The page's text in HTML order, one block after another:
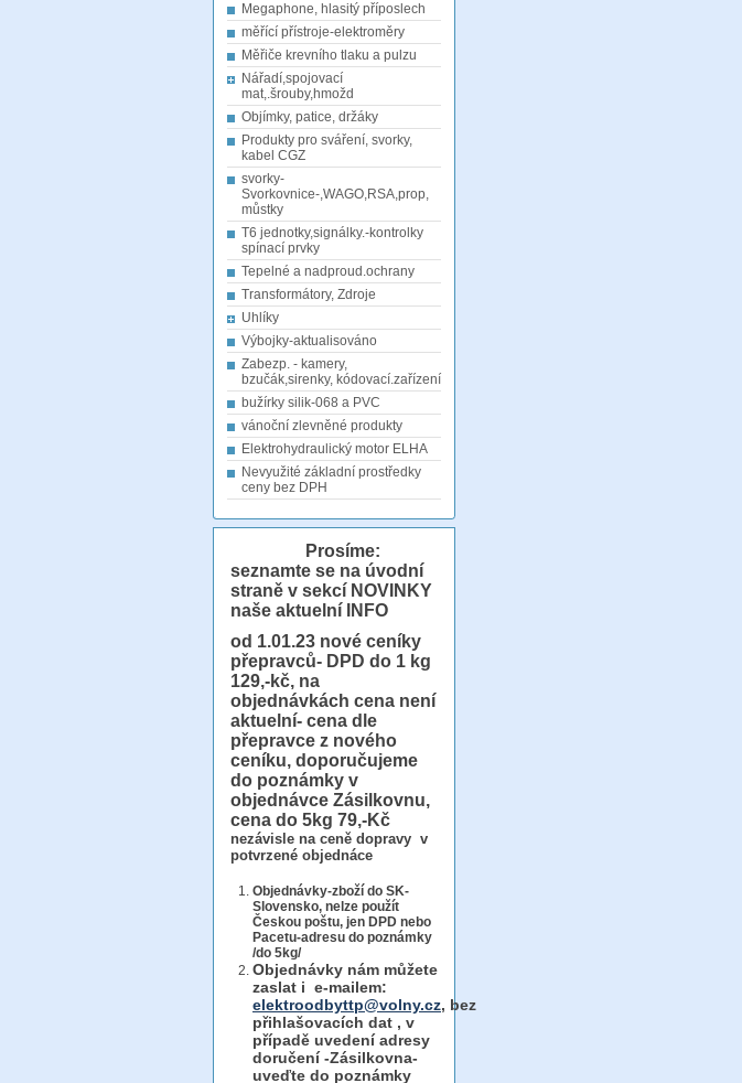
Megaphone, hlasitý příposlech
měřící přístroje-elektroměry
Měřiče krevního tlaku a pulzu
Nářadí,spojovací
mat,.šrouby,hmožd
Objímky, patice, držáky
Produkty pro sváření, svorky,
kabel CGZ
svorky-
Svorkovnice-,WAGO,RSA,prop,
můstky
T6 jednotky,signálky.-kontrolky
spínací prvky
Tepelné a nadproud.ochrany
Transformátory, Zdroje
Uhlíky
Výbojky-aktualisováno
Zabezp. - kamery,
bzučák,sirenky, kódovací.zařízení
bužírky silik-068 a PVC
vánoční zlevněné produkty
Elektrohydraulický motor ELHA
Nevyužité základní prostředky
ceny bez DPH
Prosíme:
seznamte se na úvodní
straně v sekcí NOVINKY
naše aktuelní INFO
od 1.01.23 nové ceníky
přepravců- DPD do 1 kg
129,-kč, na
objednávkách cena není
aktuelní- cena dle
přepravce z nového
ceníku, doporučujeme
do poznámky v
objednávce Zásilkovnu,
cena do 5kg 79,-Kč
nezávisle na ceně dopravy v
potvrzené objednáce
Objednávky-zboží do SK-
Slovensko, nelze použít
Českou poštu, jen DPD nebo
Pacetu-adresu do poznámky
/do 5kg/
Objednávky nám můžete
zaslat i e-mailem:
elektroodbyttp@volny.cz, bez
přihlašovacích dat , v
případě uvedení adresy
doručení -Zásilkovna-
uveďte do poznámky